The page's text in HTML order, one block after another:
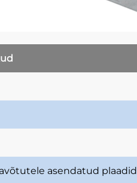
asendatud plaadid